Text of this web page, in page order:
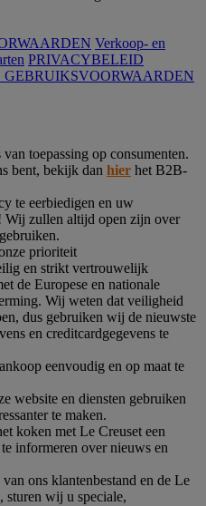
Verkoop- en
PRIVACYBELEID
toepassing op consumenten.
bent, bekijk dan hier het B2B-
te eerbiedigen en uw
Wij zullen altijd open zijn over
prioriteit
en strikt vertrouwelijk
de Europese en nationale
Wij weten dat veiligheid
dus gebruiken wij de nieuwste
en creditcardgegevens te
eenvoudig en op maat te
website en diensten gebruiken
te maken.
koken met Le Creuset een
informeren over nieuws en
ons klantenbestand en de Le
sturen wij u speciale,